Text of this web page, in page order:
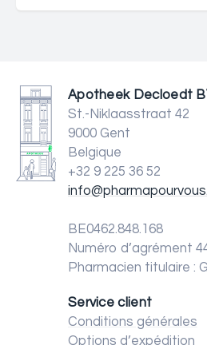
Apotheek Decloedt
St.-Niklaasstraat 42
9000 Gent
Belgique
+32 9 225 36 52
BE0462.848.168
Numéro d’agrément
Pharmacien titulaire :
Service client
Conditions générales
Options d’expédition